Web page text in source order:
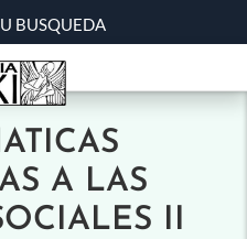
BUSQUEDA
A LAS
II